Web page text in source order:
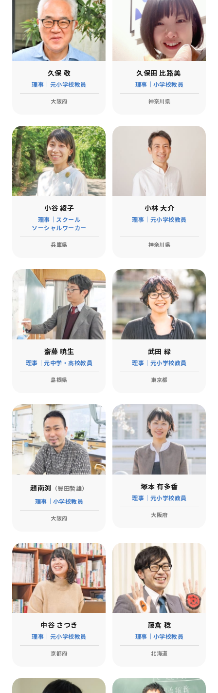
久保 敬
理事｜元小学校教員
大阪府
久保田 比路美
理事｜小学校教員
神奈川県
小谷 綾子
理事｜スクール
ソーシャルワーカー
兵庫県
小林 大介
理事｜元小学校教員
神奈川県
齋藤 暁生
理事｜元中学・高校教員
島根県
武田 緑
理事｜元小学校教員
東京都
趙南渕 （豊田哲雄）
理事｜小学校教員
大阪府
塚本 有多香
理事｜元小学校教員
大阪府
中谷 さつき
理事｜元小学校教員
京都府
藤倉 稔
理事｜小学校教員
北海道